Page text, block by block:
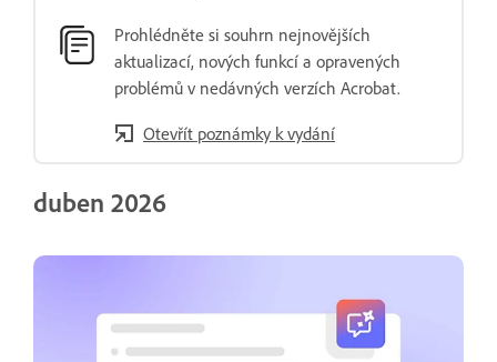
Prohlédněte si souhrn nejnovějších
aktualizací, nových funkcí a opravených
problémů v nedávných verzích Acrobat.
Otevřít poznámky k vydání
duben 2026